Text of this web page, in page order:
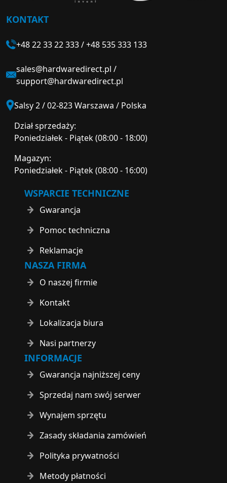
KONTAKT
+48 22 33 22 333/+48 535 333 133
sales@hardwaredirect.pl /
support@hardwaredirect.pl
Salsy 2 / 02-823 Warszawa / Polska
Dział sprzedaży:
Poniedziałek - Piątek (08:00 - 18:00)
Magazyn:
Poniedziałek - Piątek (08:00 - 16:00)
WSPARCIE TECHNICZNE
Gwarancja
Pomoc techniczna
Reklamacje
NASZA FIRMA
O naszej firmie
Kontakt
Lokalizacja biura
Nasi partnerzy
INFORMACJE
Gwarancja najniższej ceny
Sprzedaj nam swój serwer
Wynajem sprzętu
Zasady składania zamówień
Polityka prywatności
Metody płatności